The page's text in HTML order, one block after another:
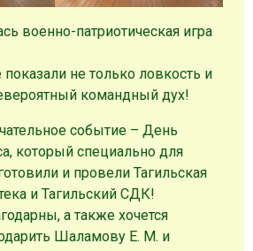
военно-патриотическая игра
не только ловкость и
командный дух!
событие – День
который специально для
и провели Тагильская
и Тагильский СДК!
а также хочется
Шаламову Е. М. и